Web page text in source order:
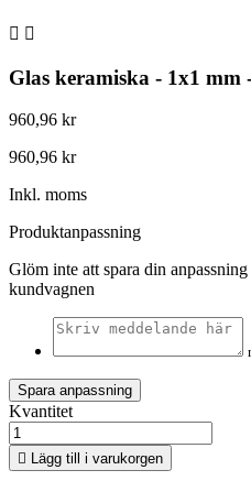
 
Glas keramiska - 1x1 mm
960,96 kr
960,96 kr
Inkl. moms
Produktanpassning
Glöm inte att spara din
kundvagnen
Spara anpassning
Kvantitet
 Lägg till i varukorgen